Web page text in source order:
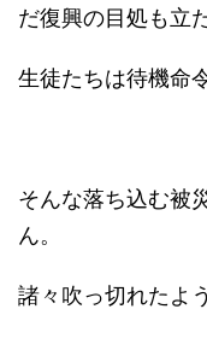
だ復興の目処も立
生徒たちは待機命
そんな落ち込む被
ん。
諸々吹っ切れたよ